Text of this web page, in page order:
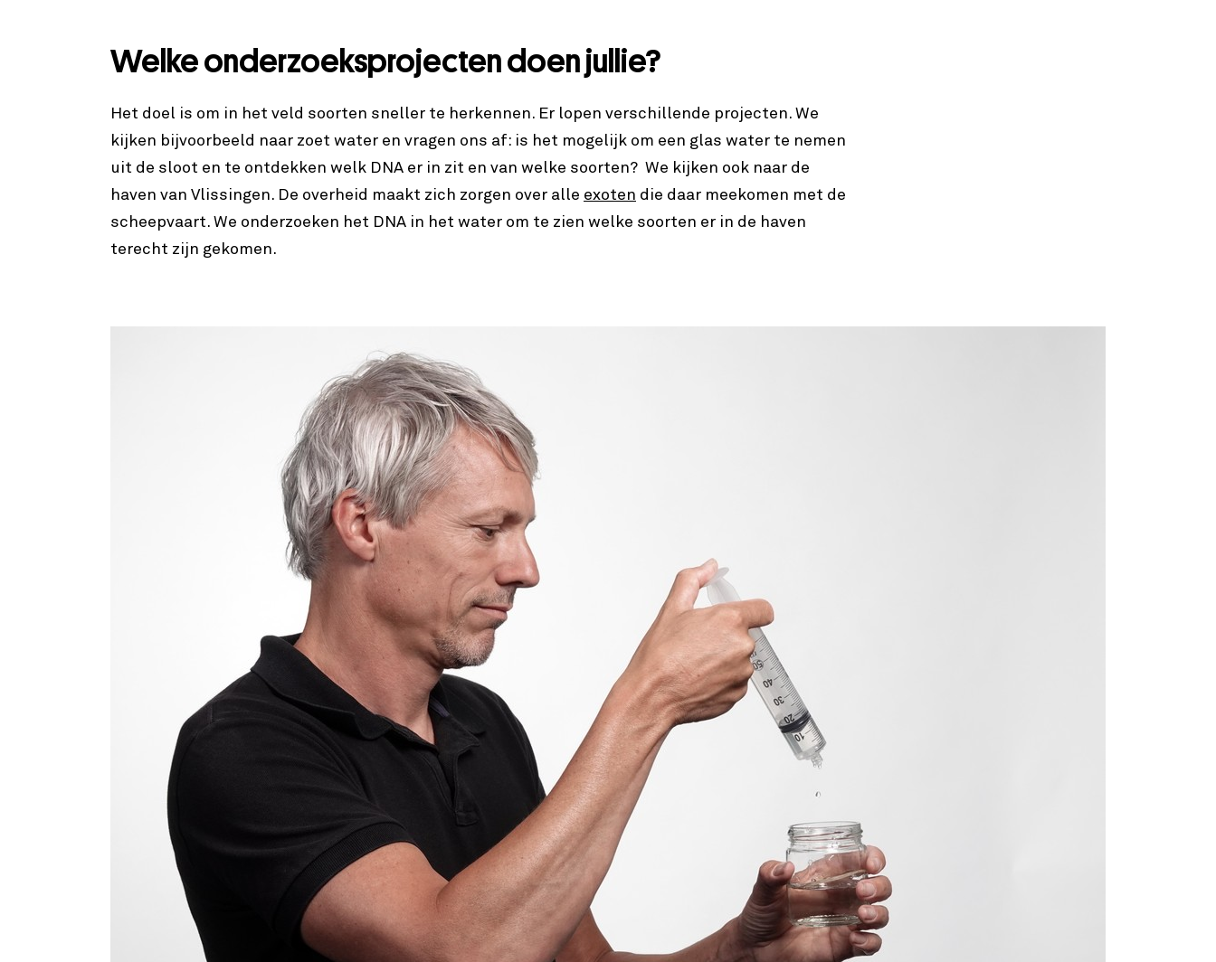
Welke onderzoeksprojecten doen jullie?
Het doel is om in het veld soorten sneller te herkennen. Er lopen verschillende projecten. We
kijken bijvoorbeeld naar zoet water en vragen ons af: is het mogelijk om een glas water te nemen
uit de sloot en te ontdekken welk DNA er in zit en van welke soorten? We kijken ook naar de
haven van Vlissingen. De overheid maakt zich zorgen over alle exoten die daar meekomen met de
scheepvaart. We onderzoeken het DNA in het water om te zien welke soorten er in de haven
terecht zijn gekomen.